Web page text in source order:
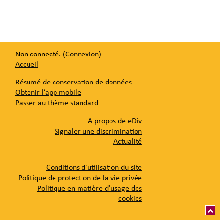
Non connecté. (Connexion)
Accueil
Résumé de conservation de données
Obtenir l’app mobile
Passer au thème standard
A propos de eDiv
Signaler une discrimination
Actualité
Conditions d'utilisation du site
Politique de protection de la vie privée
Politique en matière d'usage des
cookies